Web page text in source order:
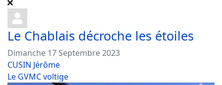
Le Chablais décroche les étoiles
Dimanche 17 Septembre 2023
CUSIN Jérôme
Le GVMC voltige